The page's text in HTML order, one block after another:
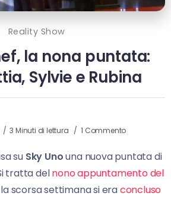
Reality Show
la nona puntata:
Sylvie e Rubina
3 Minuti di lettura 1 Commento
su Sky Unouna nuova puntata di
tratta delnono appuntamento del
scorsa settimana si eraconcluso